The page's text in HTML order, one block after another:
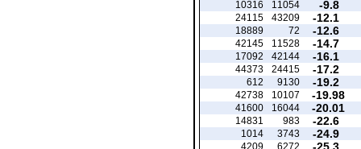
-9.8
11054
10316
-12.1
43209
24115
-12.6
72
18889
-14.7
11528
42145
-16.1
42144
17092
-17.2
24415
44373
-19.2
9130
612
-19.98
10107
42738
-20.01
16044
41600
-22.6
983
14831
-24.9
3743
1014
-25.3
6272
4209